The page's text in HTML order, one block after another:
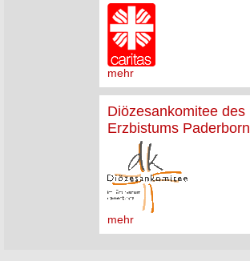
mehr
Diözesankomitee des
Erzbistums Paderborn
mehr